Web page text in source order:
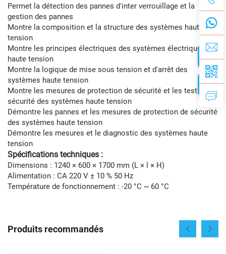
Permet la détection des pannes d'inter verrouillage et la
gestion des pannes
Montre la composition et la structure des systèmes haute
tension
Montre les principes électriques des systèmes électriques
haute tension
Montre la logique de mise sous tension et d'arrêt des
systèmes haute tension
Montre les mesures de protection de sécurité et les tests de
sécurité des systèmes haute tension
Démontre les pannes et les mesures de protection de sécurité
des systèmes haute tension
Démontre les mesures et le diagnostic des systèmes haute
tension
Spécifications techniques :
Dimensions : 1240 × 600 × 1700 mm (L × l × H)
Alimentation : CA 220 V ± 10 % 50 Hz
Température de fonctionnement : -20 °C ~ 60 °C
Produits recommandés